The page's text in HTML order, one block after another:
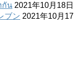
กัน 2021年10月18日
ブン 2021年10月17